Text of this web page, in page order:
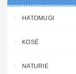
HATOMUGI
KOSÉ
NATURIE